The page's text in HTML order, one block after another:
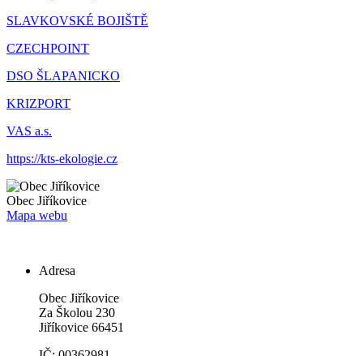
SLAVKOVSKÉ BOJIŠTĚ
CZECHPOINT
DSO ŠLAPANICKO
KRIZPORT
VAS a.s.
https://kts-ekologie.cz
Obec Jiříkovice
Mapa webu
Adresa
Obec Jiříkovice
Za Školou 230
Jiříkovice 66451